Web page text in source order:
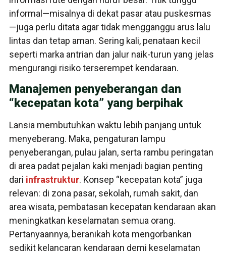
informal—misalnya di dekat pasar atau puskesmas
—juga perlu ditata agar tidak mengganggu arus lalu
lintas dan tetap aman. Sering kali, penataan kecil
seperti marka antrian dan jalur naik-turun yang jelas
mengurangi risiko terserempet kendaraan.
Manajemen penyeberangan dan
“kecepatan kota” yang berpihak
Lansia membutuhkan waktu lebih panjang untuk
menyeberang. Maka, pengaturan lampu
penyeberangan, pulau jalan, serta rambu peringatan
di area padat pejalan kaki menjadi bagian penting
dari infrastruktur. Konsep “kecepatan kota” juga
relevan: di zona pasar, sekolah, rumah sakit, dan
area wisata, pembatasan kecepatan kendaraan akan
meningkatkan keselamatan semua orang.
Pertanyaannya, beranikah kota mengorbankan
sedikit kelancaran kendaraan demi keselamatan